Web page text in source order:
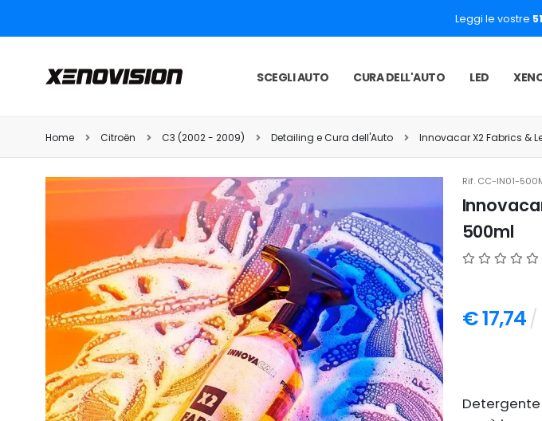
Leggi le vostre
SCEGLI AUTO CURA DELL'AUTO LED
Home Citroën C3 (2002 - 2009) Detailing e Cura dell'Auto Innovacar X2 Fabrics &
Rif. CC-IN01-
500ml
€ 17,74 /